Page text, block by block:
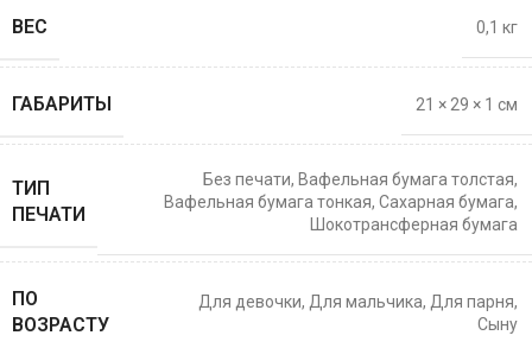
ВЕС 0,1 кг
ГАБАРИТЫ 21 × 29 × 1 см
ТИП
ПЕЧАТИ
Без печати, Вафельная бумага толстая,
Вафельная бумага тонкая, Сахарная бумага,
Шокотрансферная бумага
ПО
ВОЗРАСТУ
Для девочки, Для мальчика, Для парня,
Сыну